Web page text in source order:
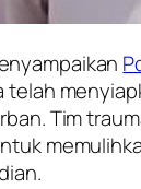
telah
Tim